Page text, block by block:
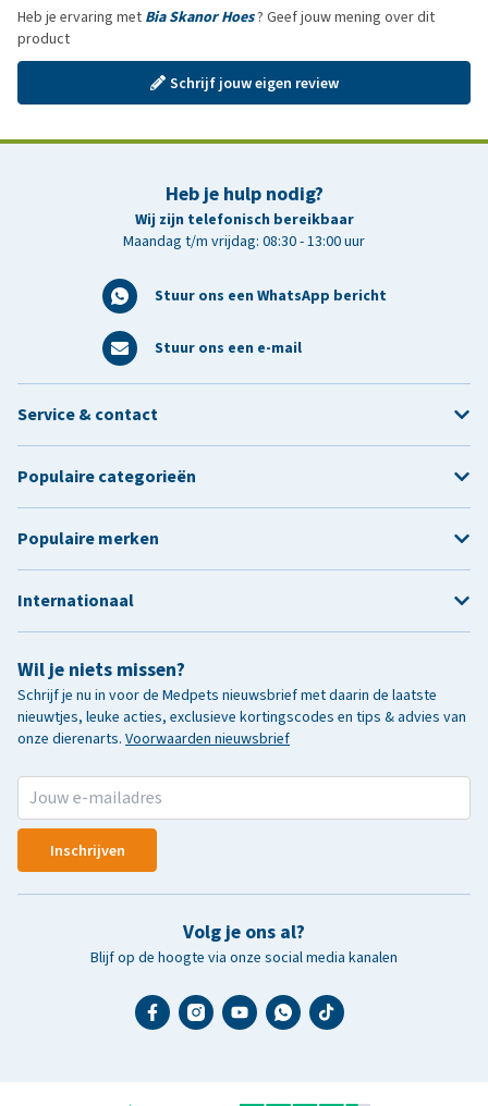
Heb je ervaring met Bia Skanor Hoes? Geef jouw mening over dit
product
Schrijf jouw eigen review
Heb je hulp nodig?
Wij zijn telefonisch bereikbaar
Maandag t/m vrijdag: 08:30 - 13:00 uur
Stuur ons een WhatsApp bericht
Stuur ons een e-mail
Wil je niets missen?
Schrijf je nu in voor de Medpets nieuwsbrief met daarin de laatste
nieuwtjes, leuke acties, exclusieve kortingscodes en tips & advies van
onze dierenarts. Voorwaarden nieuwsbrief
Inschrijven
Volg je ons al?
Blijf op de hoogte via onze social media kanalen
Service & contact
Populaire categorieën
Populaire merken
Internationaal